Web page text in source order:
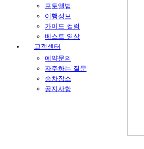
포토앨범
여행정보
가이드 컬럼
베스트 영상
고객센터
예약문의
자주하는 질문
승차장소
공지사항